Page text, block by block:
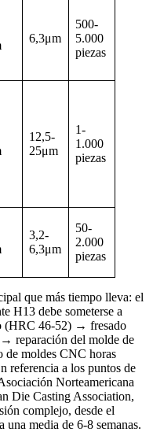
6,3μm
500-
5.000
piezas
12,5-
25μm
1-
1.000
piezas
3,2-
6,3μm
50-
2.000
piezas
que más tiempo lleva: el
H13 debe someterse a
(HRC 46-52) → fresado
del molde de
de moldes CNC horas
referencia a los puntos de
Norteamericana
Die Casting Association,
complejo, desde el
media de 6-8 semanas.